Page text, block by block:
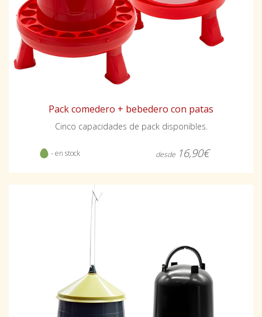
Pack comedero + bebedero con patas
Cinco capacidades de pack disponibles.
- en stock desde 16,90€